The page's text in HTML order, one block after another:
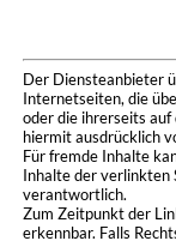
Der Diensteanbieter
Internetseiten, die
oder die ihrerseits
hiermit ausdrücklich
Für fremde Inhalte
Inhalte der verlinkten
verantwortlich.
Zum Zeitpunkt der
erkennbar. Falls